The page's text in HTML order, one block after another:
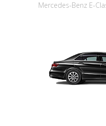
Mercedes-Benz E-